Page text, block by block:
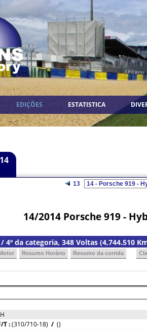
EDIÇÕES ESTATISTICA
13
14/2014 Porsche 919 -
/ 4º da categoria, 348 Voltas (4,744.510
Resumo Horário Resumo da corrida
T :(310/710-18) / ()